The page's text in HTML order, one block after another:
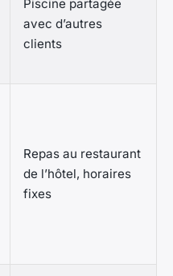
Piscine partagée
avec d’autres
clients
Repas au restaurant
de l’hôtel, horaires
fixes